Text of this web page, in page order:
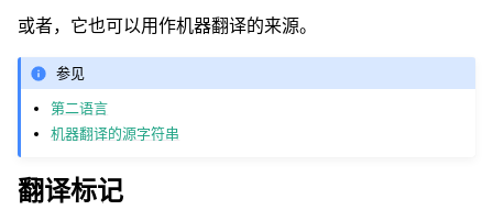
或者，它也可以用作机器翻译的来源。
参见
第二语言
机器翻译的源字符串
翻译标记